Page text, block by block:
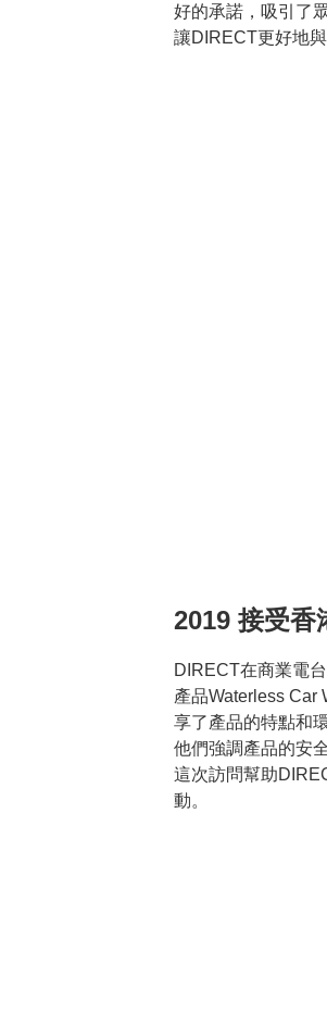
好的承諾，吸引了
讓DIRECT更好地
2019 接受香
DIRECT在商業電
產品Waterless Car
享了產品的特點和
他們強調產品的安
這次訪問幫助
動。